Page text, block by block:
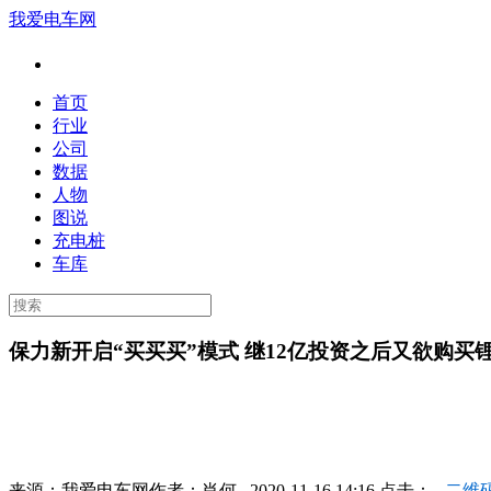
我爱电车网
首页
行业
公司
数据
人物
图说
充电桩
车库
保力新开启“买买买”模式 继12亿投资之后又欲购买